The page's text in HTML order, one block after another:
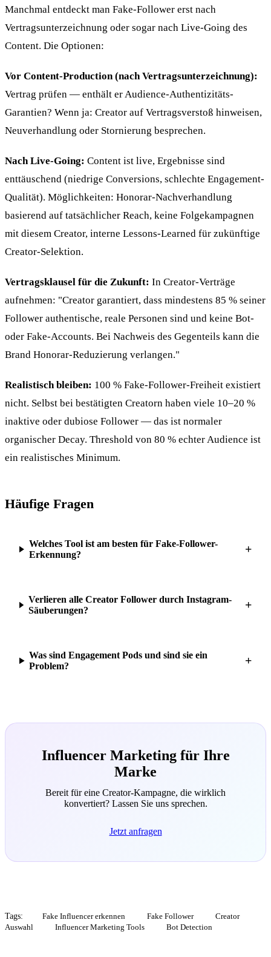
Manchmal entdeckt man Fake-Follower erst nach
Vertragsunterzeichnung oder sogar nach Live-Going des
Content. Die Optionen:
Vor Content-Production (nach Vertragsunterzeichnung):
Vertrag prüfen — enthält er Audience-Authentizitäts-
Garantien? Wenn ja: Creator auf Vertragsverstoß hinweisen,
Neuverhandlung oder Stornierung besprechen.
Nach Live-Going: Content ist live, Ergebnisse sind
enttäuschend (niedrige Conversions, schlechte Engagement-
Qualität). Möglichkeiten: Honorar-Nachverhandlung
basierend auf tatsächlicher Reach, keine Folgekampagnen
mit diesem Creator, interne Lessons-Learned für zukünftige
Creator-Selektion.
Vertragsklausel für die Zukunft: In Creator-Verträge
aufnehmen: "Creator garantiert, dass mindestens 85 % seiner
Follower authentische, reale Personen sind und keine Bot-
oder Fake-Accounts. Bei Nachweis des Gegenteils kann die
Brand Honorar-Reduzierung verlangen."
Realistisch bleiben: 100 % Fake-Follower-Freiheit existiert
nicht. Selbst bei bestätigten Creatorn haben viele 10–20 %
inaktive oder dubiose Follower — das ist normaler
organischer Decay. Threshold von 80 % echter Audience ist
ein realistisches Minimum.
Häufige Fragen
Welches Tool ist am besten für Fake-Follower-
Erkennung?
+
Verlieren alle Creator Follower durch Instagram-
Säuberungen?
+
Was sind Engagement Pods und sind sie ein
Problem?
+
Influencer Marketing für Ihre
Marke
Bereit für eine Creator-Kampagne, die wirklich
konvertiert? Lassen Sie uns sprechen.
Jetzt anfragen
Tags: Fake Influencer erkennen Fake Follower
Creator
Auswahl
Influencer Marketing Tools Bot Detection